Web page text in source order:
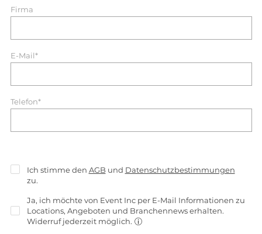
Firma
E-Mail*
Telefon*
Ich stimme den AGB und Datenschutzbestimmungen
zu.
Ja, ich möchte von Event Inc per E-Mail Informationen zu
Locations, Angeboten und Branchennews erhalten.
Widerruf jederzeit möglich.